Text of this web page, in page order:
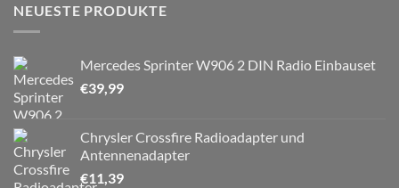
NEUESTE PRODUKTE
Mercedes Sprinter W906 2 DIN Radio Einbauset
€39,99
Chrysler Crossfire Radioadapter und
Antennenadapter
€11,39